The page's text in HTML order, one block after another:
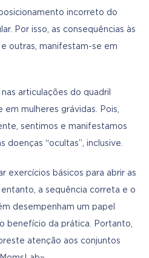
incorreto do
Por isso, as consequências às
outras, manifestam-se em
articulações do quadril
mulheres grávidas. Pois,
sentimos e manifestamos
doenças “ocultas”, inclusive.
exercícios básicos para abrir as
a sequência correta e o
desempenham um papel
benefício da prática. Portanto,
atenção aos conjuntos